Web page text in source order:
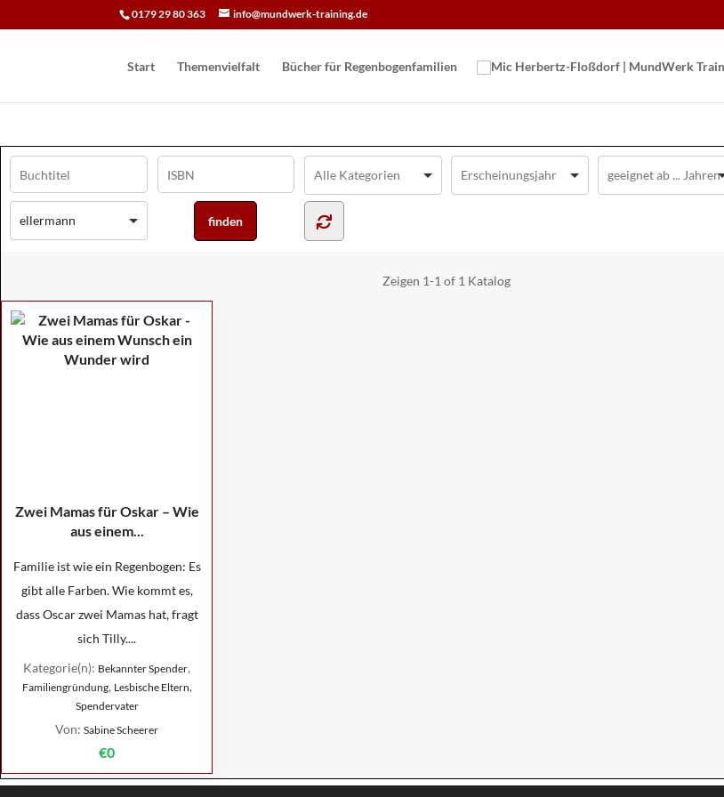
0179 29 80 363 info@mundwerk-training.de
Start Themenvielfalt Bücher für Regen­bogen­familien
ellermann
Zeigen 1-1 of 1 Katalog
Zwei Mamas für Oskar – Wie
aus einem...
Familie ist wie ein Regenbogen: Es
gibt alle Farben. Wie kommt es,
dass Oscar zwei Mamas hat, fragt
sich Tilly....
Kategorie(n): Bekannter Spender,
Familiengründung, Lesbische Eltern,
Spendervater
Von: Sabine Scheerer
€0